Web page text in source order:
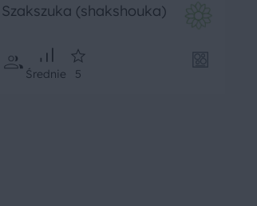
Szakszuka (shakshouka)
Średnie 5